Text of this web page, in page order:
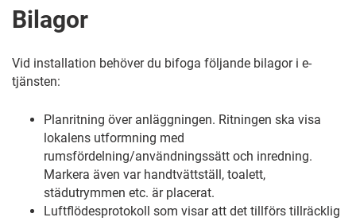
Bilagor
Vid installation behöver du bifoga följande bilagor i e-
tjänsten:
Planritning över anläggningen. Ritningen ska visa
lokalens utformning med
rumsfördelning/användningssätt och inredning.
Markera även var handtvättställ, toalett,
städutrymmen etc. är placerat.
Luftflödesprotokoll som visar att det tillförs tillräcklig